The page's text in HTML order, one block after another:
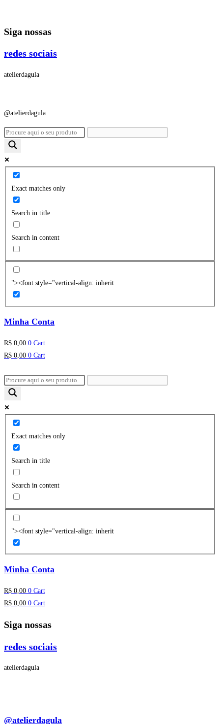
o
Siga nossas
redes sociais
atelierdagula
@atelierdagula
Exact matches only
Search in title
Search in content
"><font style="vertical-align: inherit
Minha Conta
R$ 0,00 0 Cart
R$ 0,00 0 Cart
Exact matches only
Search in title
Search in content
"><font style="vertical-align: inherit
Minha Conta
R$ 0,00 0 Cart
R$ 0,00 0 Cart
Siga nossas
redes sociais
atelierdagula
@atelierdagula